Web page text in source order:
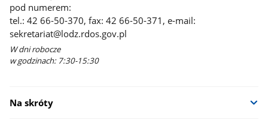
pod numerem:
tel.: 42 66-50-370, fax: 42 66-50-371, e-mail:
sekretariat@lodz.rdos.gov.pl
W dni robocze
w godzinach: 7:30-15:30
Na skróty